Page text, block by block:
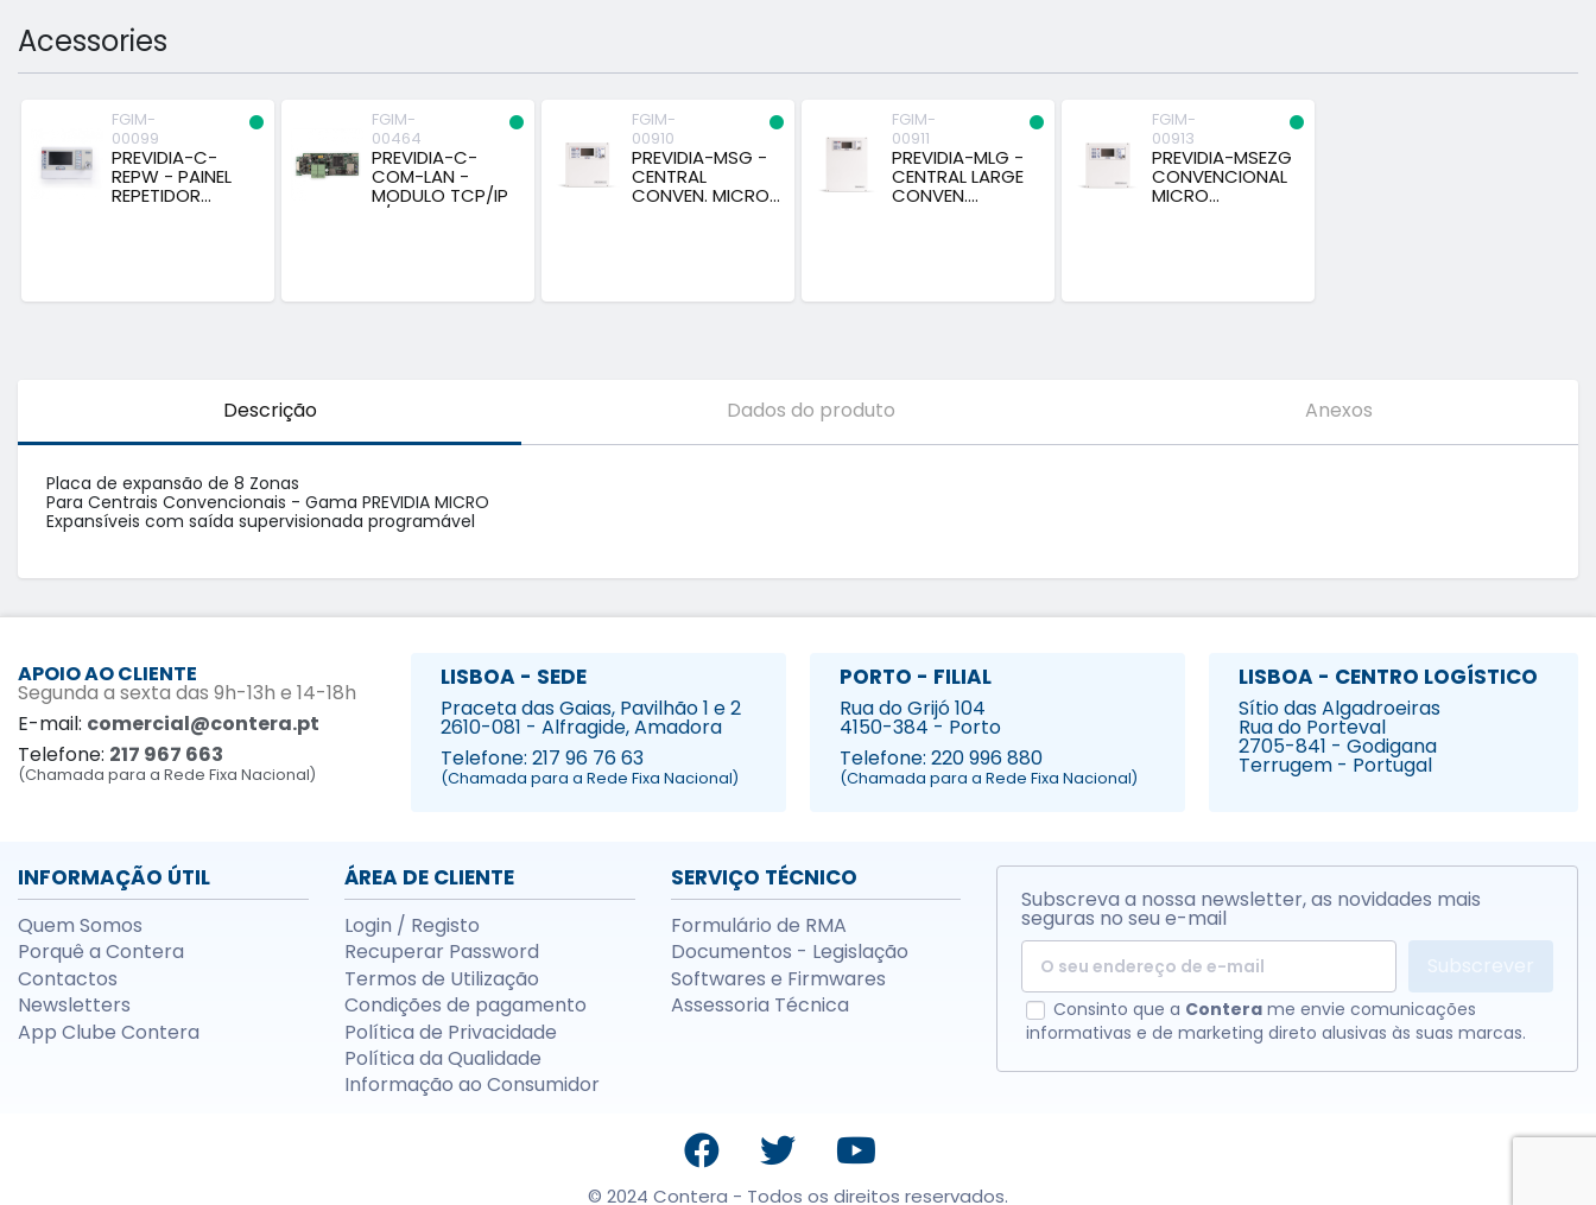
Acessories
FGIM-
00099
PREVIDIA-C-
REPW - PAINEL
REPETIDOR...
FGIM-
00464
PREVIDIA-C-
COM-LAN -
MODULO TCP/IP
P/...
FGIM-
00910
PREVIDIA-MSG -
CENTRAL
CONVEN. MICRO...
FGIM-
00911
PREVIDIA-MLG -
CENTRAL LARGE
CONVEN....
FGIM-
00913
PREVIDIA-MSEZG
CONVENCIONAL
MICRO...
Descrição Dados do produto Anexos
Placa de expansão de 8 Zonas
Para Centrais Convencionais - Gama PREVIDIA MICRO
Expansíveis com saída supervisionada programável
APOIO AO CLIENTE
Segunda a sexta das 9h-13h e 14-18h
E-mail: comercial@contera.pt
Telefone: 217 967 663
(Chamada para a Rede Fixa Nacional)
LISBOA - SEDE
Praceta das Gaias, Pavilhão 1 e 2
2610-081 - Alfragide, Amadora
Telefone: 217 96 76 63
(Chamada para a Rede Fixa Nacional)
PORTO - FILIAL
Rua do Grijó 104
4150-384 - Porto
Telefone: 220 996 880
(Chamada para a Rede Fixa Nacional)
LISBOA - CENTRO LOGÍSTICO
Sítio das Algadroeiras
Rua do Porteval
2705-841 - Godigana
Terrugem - Portugal
INFORMAÇÃO ÚTIL
Quem Somos
Porquê a Contera
Contactos
Newsletters
App Clube Contera
ÁREA DE CLIENTE
Login / Registo
Recuperar Password
Termos de Utilização
Condições de pagamento
Política de Privacidade
Política da Qualidade
Informação ao Consumidor
SERVIÇO TÉCNICO
Formulário de RMA
Documentos - Legislação
Softwares e Firmwares
Assessoria Técnica
Subscreva a nossa newsletter, as novidades mais
seguras no seu e-mail
Subscrever
Consinto que a Contera me envie comunicações
informativas e de marketing direto alusivas às suas marcas.
© 2024 Contera - Todos os direitos reservados.